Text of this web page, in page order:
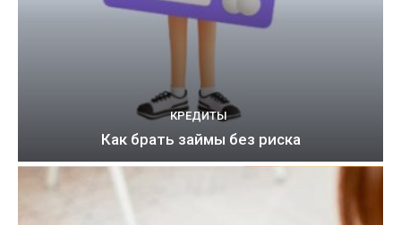
КРЕДИТЫ
Как брать займы без риска